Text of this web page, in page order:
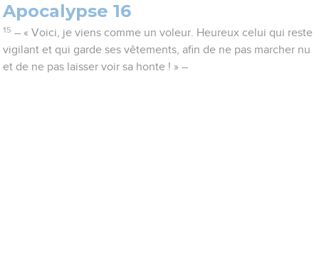
Apocalypse 16
15 – « Voici, je viens comme un voleur. Heureux celui qui reste
vigilant et qui garde ses vêtements, afin de ne pas marcher nu
et de ne pas laisser voir sa honte ! » –